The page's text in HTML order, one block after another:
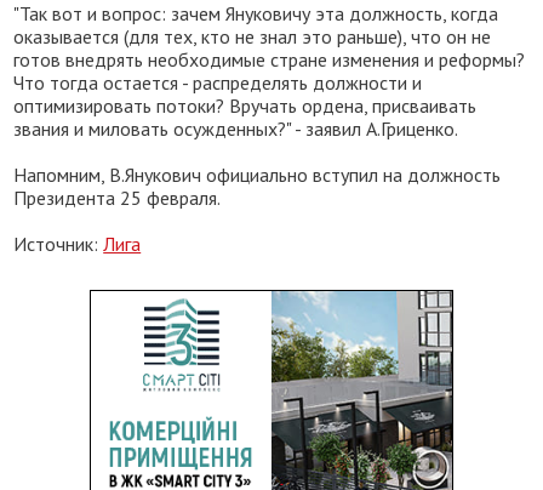
"Так вот и вопрос: зачем Януковичу эта должность, когда
оказывается (для тех, кто не знал это раньше), что он не
готов внедрять необходимые стране изменения и реформы?
Что тогда остается - распределять должности и
оптимизировать потоки? Вручать ордена, присваивать
звания и миловать осужденных?" - заявил А.Гриценко.
Напомним, В.Янукович официально вступил на должность
Президента 25 февраля.
Источник:Лига